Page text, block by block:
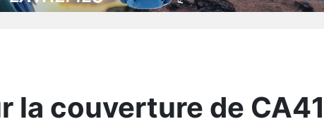
la couverture de CA41